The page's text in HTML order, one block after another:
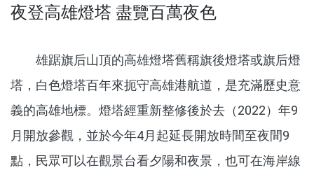
夜登高雄燈塔 盡覽百萬夜色
雄踞旗后山頂的高雄燈塔舊稱旗後燈塔或旗后燈
塔，白色燈塔百年來扼守高雄港航道，是充滿歷史意
義的高雄地標。燈塔經重新整修後於去（2022）年9
月開放參觀，並於今年4月起延長開放時間至夜間9
點，民眾可以在觀景台看夕陽和夜景，也可在海岸線